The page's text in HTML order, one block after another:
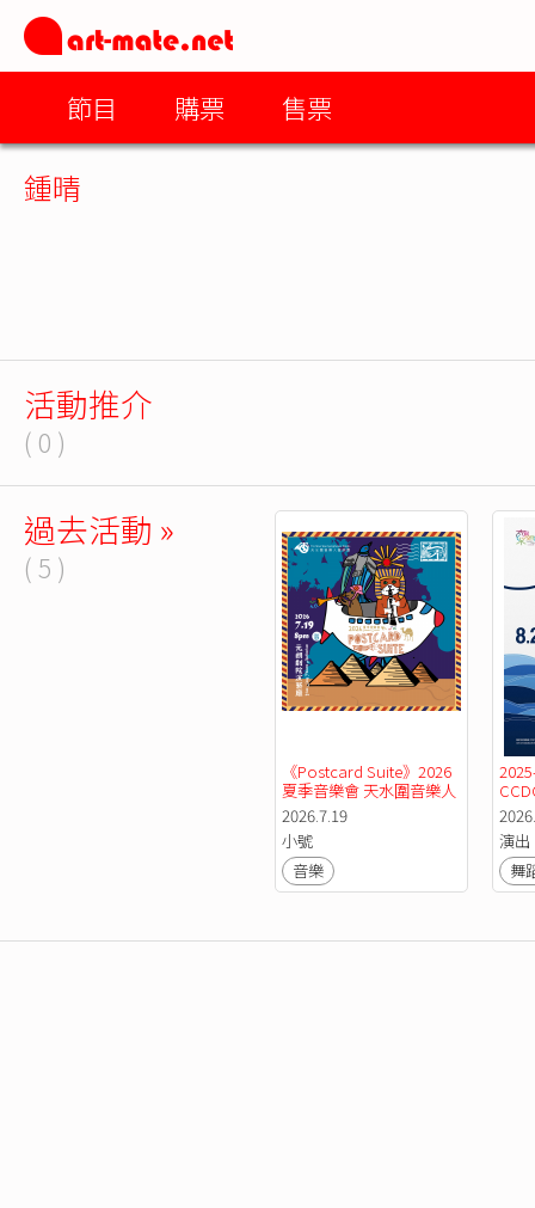
節目 購票 售票
鍾晴
活動推介
( 0 )
過去活動 »
( 5 )
《Postcard Suite》2026
夏季音樂會 天水圍音樂人
管樂團
2026.7.19
小號
音樂
演出
舞